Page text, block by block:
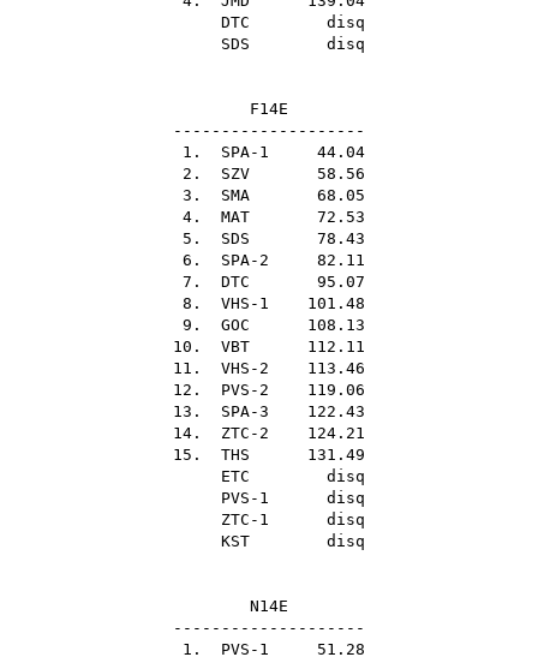
DTC disq
SDS disq
F14E
--------------------
1. SPA-1 44.04
2. SZV 58.56
3. SMA 68.05
4. MAT 72.53
5. SDS 78.43
6. SPA-2 82.11
7. DTC 95.07
8. VHS-1 101.48
9. GOC 108.13
10. VBT 112.11
11. VHS-2 113.46
12. PVS-2 119.06
13. SPA-3 122.43
14. ZTC-2 124.21
15. THS 131.49
ETC disq
PVS-1 disq
ZTC-1 disq
KST disq
N14E
--------------------
1. PVS-1 51.28